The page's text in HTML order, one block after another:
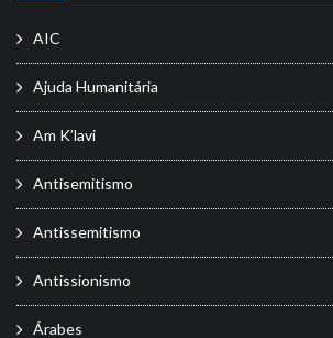
AIC
Ajuda Humanitária
Am K’lavi
Antisemitismo
Antissemitismo
Antissionismo
Árabes